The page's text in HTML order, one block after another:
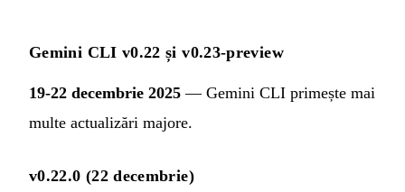
Gemini CLI v0.22 și v0.23-preview
19-22 decembrie 2025 — Gemini CLI primește mai
multe actualizări majore.
v0.22.0 (22 decembrie)